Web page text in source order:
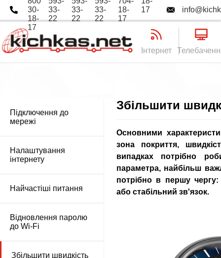
30-
18-
17
33-
22
33-
22
33-
22
18-
17
17
Інтернет
Підключення до
мережі
Налаштування
інтернету
Найчастіші питання
Відновлення паролю
до Wi-Fi
Збільшити швидкість
Збільшити
Основними
зона покриття,
випадках потрібно
параметра, найбільш
потрібно в першу
або стабільний зв'язок.